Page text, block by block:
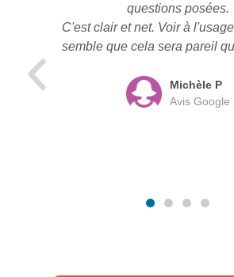
questions posées.
C'est clair et net. Voir à
semble que cela sera pareil
Michèle P
Avis Google